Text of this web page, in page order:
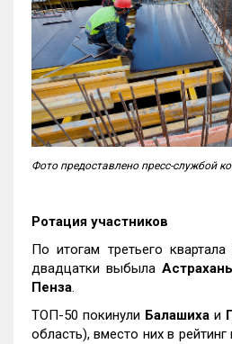
Фото предоставлено пресс-службой
Ротация участников
По итогам третьего
двадцатки выбыла Астрахань
Пенза.
ТОП-50 покинули Балашиха и
область), вместо них в